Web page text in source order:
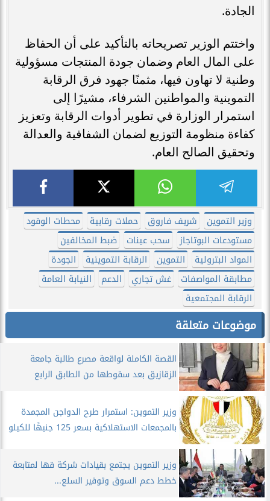
الجادة.
واختتم الوزير تصريحاته بالتأكيد على أن الحفاظ
على المال العام وضمان جودة المنتجات مسؤولية
وطنية لا تهاون فيها، مثمنًا جهود فرق الرقابة
التموينية والمواطنين الشرفاء، مشيرًا إلى
استمرار الوزارة في تطوير أدوات الرقابة وتعزيز
كفاءة منظومة التوزيع لضمان الشفافية والعدالة
وتحقيق الصالح العام.
وزير التموين شريف فاروق حملات رقابية
محطات الوقود
مستودعات البوتاجاز
سحب عينات
ضبط المخالفين
المواد البترولية
التموين الرقابة التموينية
الجودة
مطابقة المواصفات
غش تجاري الدعم
النيابة العامة
الرقابة المجتمعية
موضوعات متعلقة
القصة الكاملة لواقعة مصرع طالبة جامعة
الزقازيق بعد سقوطها من الطابق الرابع
وزير التموين: استمرار طرح الدواجن المجمدة
بالمجمعات الاستهلاكية بسعر 125 جنيهًا للكيلو
وزير التموين يجتمع بقيادات شركة قها لمتابعة
خطط دعم السوق وتوفير السلع...